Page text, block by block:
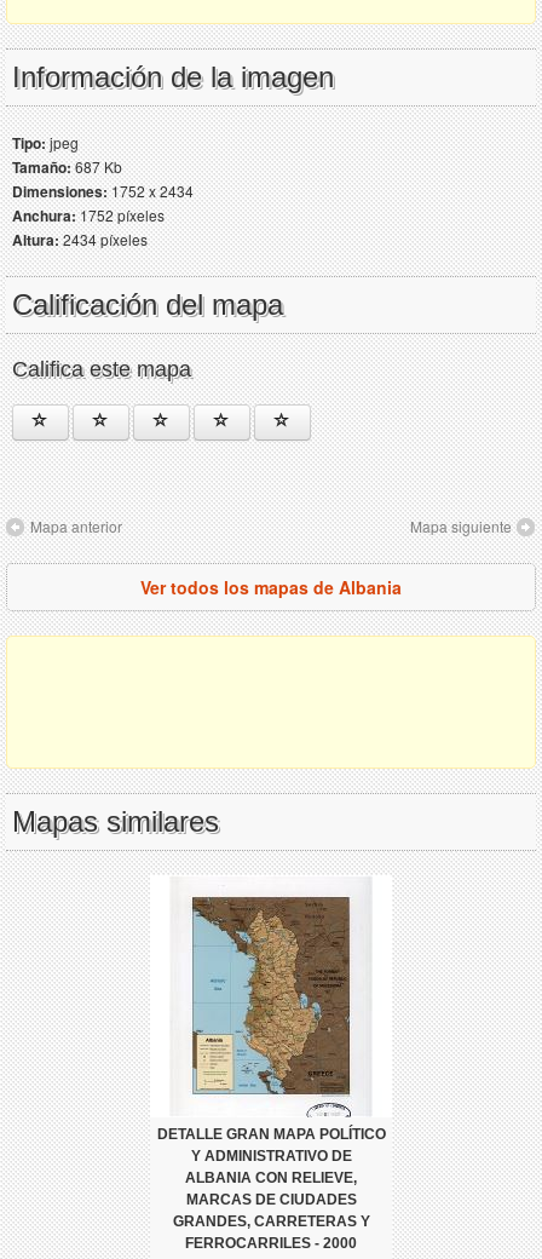
Información de la imagen
Tipo:jpeg
Tamaño:687 Kb
Dimensiones:1752 x 2434
Anchura:1752 píxeles
Altura:2434 píxeles
Calificación del mapa
Califica este mapa
Mapa anterior Mapa siguiente
Ver todos los mapas de Albania
Mapas similares
DETALLE GRAN MAPA POLÍTICO
Y ADMINISTRATIVO DE
ALBANIA CON RELIEVE,
MARCAS DE CIUDADES
GRANDES, CARRETERAS Y
FERROCARRILES - 2000